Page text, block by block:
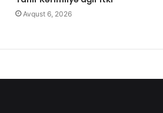
Avqust 6, 2026